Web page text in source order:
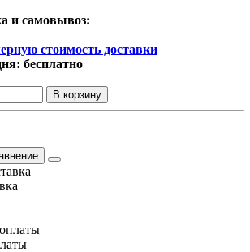
и самовывоз:
стоимость доставки
бесплатно
В корзину